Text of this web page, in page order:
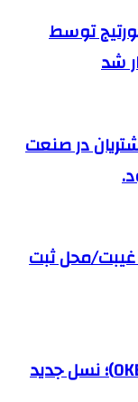
توسط
شد
در صنعت
سربازان با ۸ سال غیبت/محل ثبت
معرفی کرکره فولادی اوکر (OKER)؛ نسل جدید